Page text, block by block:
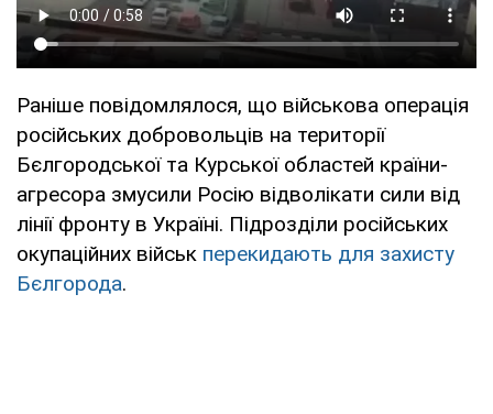
Раніше повідомлялося, що військова операція
російських добровольців на території
Бєлгородської та Курської областей країни-
агресора змусили Росію відволікати сили від
лінії фронту в Україні. Підрозділи російських
окупаційних військ перекидають для захисту
Бєлгорода.